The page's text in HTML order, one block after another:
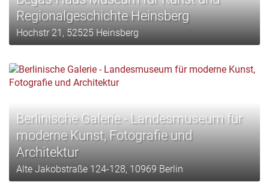
Regionalgeschichte Heinsberg
Hochstr 21, 52525 Heinsberg
Berlinische Galerie - Landesmuseum für
moderne Kunst, Fotografie und
Architektur
Alte Jakobstraße 124-128, 10969 Berlin